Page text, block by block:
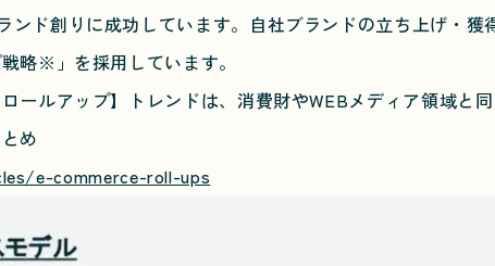
ンド創りに成功しています。自社ブランドの立ち上げ・獲
略※」を採用しています。
ールアップ】トレンドは、消費財やWEBメディア領域と
め
e-commerce-roll-ups